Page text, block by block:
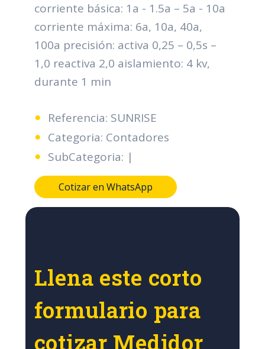
corriente básica: 1a - 1.5a – 5a - 10a
corriente máxima: 6a, 10a, 40a,
100a precisión: activa 0,25 – 0,5s –
1,0 reactiva 2,0 aislamiento: 4 kv,
durante 1 min
Referencia: SUNRISE
Categoria: Contadores
SubCategoria: |
Cotizar en WhatsApp
Llena este corto
formulario para
cotizar Medidor